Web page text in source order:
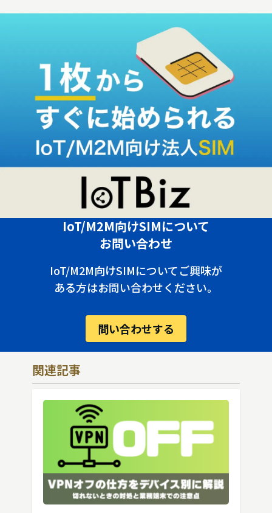
IoT/M2M向けSIMについて
お問い合わせ
IoT/M2M向けSIMについてご興味が
ある方はお問い合わせください。
問い合わせする
関連記事